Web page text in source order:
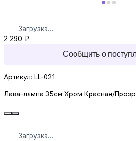
Загрузка...
2 290 ₽
Сообщить о
Артикул: LL-021
Лава-лампа 35см Хром Красная/
Загрузка...